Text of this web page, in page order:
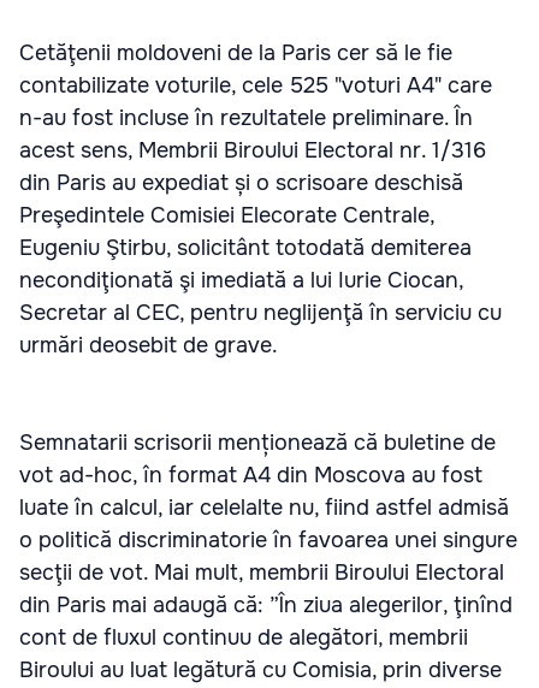
Cetăţenii moldoveni de la Paris cer să le fie
contabilizate voturile, cele 525 "voturi A4" care
n-au fost incluse în rezultatele preliminare. În
acest sens, Membrii Biroului Electoral nr. 1/316
din Paris au expediat și o scrisoare deschisă
Preşedintele Comisiei Elecorate Centrale,
Eugeniu Ştirbu, solicitânt totodată demiterea
necondiţionată şi imediată a lui Iurie Ciocan,
Secretar al CEC, pentru neglijenţă în serviciu cu
urmări deosebit de grave.
Semnatarii scrisorii menționează că buletine de
vot ad-hoc, în format A4 din Moscova au fost
luate în calcul, iar celelalte nu, fiind astfel admisă
o politică discriminatorie în favoarea unei singure
secţii de vot. Mai mult, membrii Biroului Electoral
din Paris mai adaugă că: ”În ziua alegerilor, ţinînd
cont de fluxul continuu de alegători, membrii
Biroului au luat legătură cu Comisia, prin diverse